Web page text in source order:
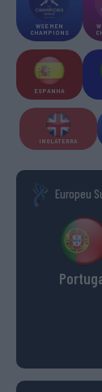
WSE MEN
CHAMPIONS
ESPANHA
INGLATERRA
Europeu